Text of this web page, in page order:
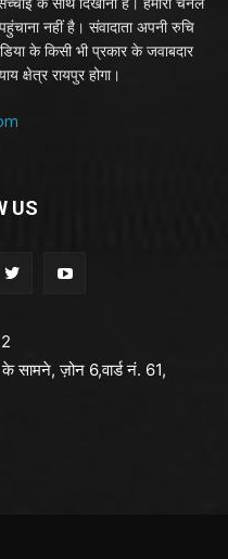
नहीं है। संवादाता अपनी रुचि
के किसी भी प्रकार के जवाबदार
क्षेत्र रायपुर होगा।
US
के सामने, ज़ोन 6,वार्ड नं. 61,